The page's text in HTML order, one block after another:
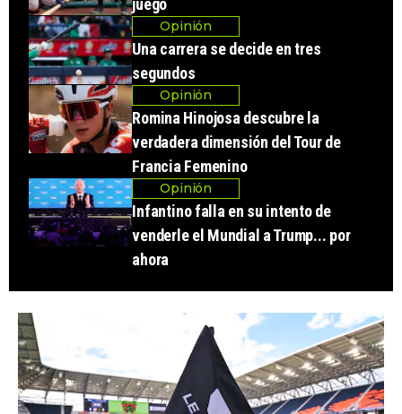
Opinión
Una carrera se decide en tres
segundos
Opinión
Romina Hinojosa descubre la
verdadera dimensión del Tour de
Francia Femenino
Opinión
Infantino falla en su intento de
venderle el Mundial a Trump... por
ahora